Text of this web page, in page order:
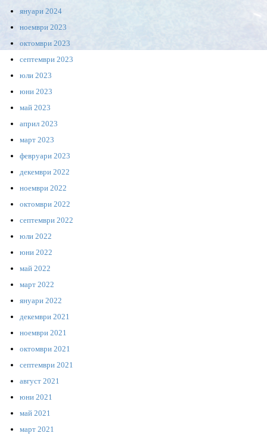
януари 2024
ноември 2023
октомври 2023
септември 2023
юли 2023
юни 2023
май 2023
април 2023
март 2023
февруари 2023
декември 2022
ноември 2022
октомври 2022
септември 2022
юли 2022
юни 2022
май 2022
март 2022
януари 2022
декември 2021
ноември 2021
октомври 2021
септември 2021
август 2021
юни 2021
май 2021
март 2021